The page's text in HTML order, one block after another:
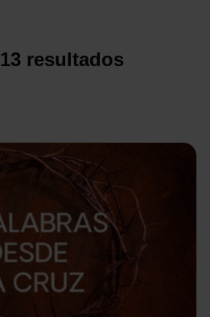
13resultados